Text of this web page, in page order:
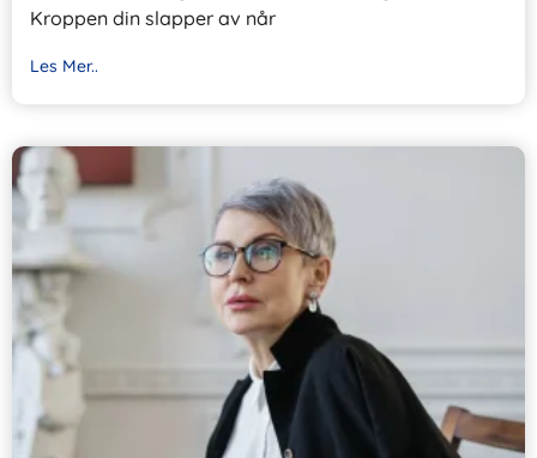
Kroppen din slapper av når
Les Mer..